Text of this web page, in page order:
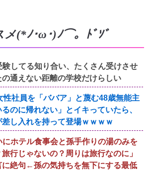
メ(*ﾉ･ω･)ﾉ⌒。ﾄﾞｿﾞ
験してる知り合い、たくさん受けさせ
通えない距離の学校だけらしい
性社員を「ババア」と蔑む48歳無能主
のに帰れない」とイキっていたら、
し入れを持って登場ｗｗｗｗ
にホテル食事会と孫手作りの湯のみを
行じゃないの？周りは旅行なのに」
に絶句←孫の気持ちを無下にする最低